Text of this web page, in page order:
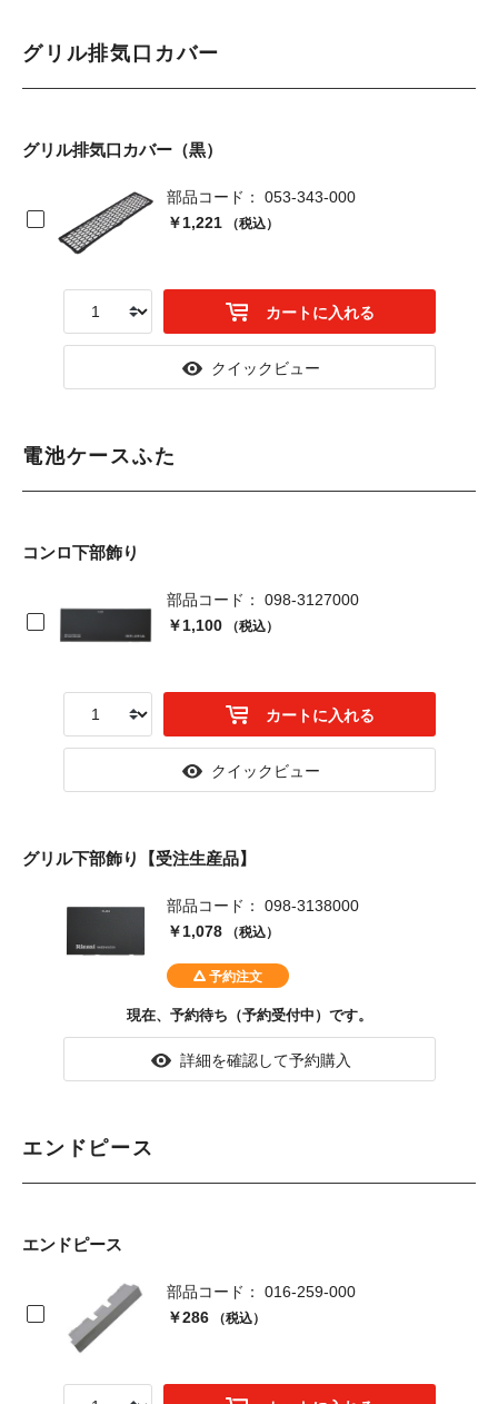
グリル排気口カバー
グリル排気口カバー（黒）
部品コード： 053-343-000
￥1,221 （税込）
カートに入れる
クイックビュー
電池ケースふた
コンロ下部飾り
部品コード： 098-3127000
￥1,100 （税込）
カートに入れる
クイックビュー
グリル下部飾り【受注生産品】
部品コード： 098-3138000
￥1,078 （税込）
現在、予約待ち（予約受付中）です。
詳細を確認して予約購入
エンドピース
エンドピース
部品コード： 016-259-000
￥286 （税込）